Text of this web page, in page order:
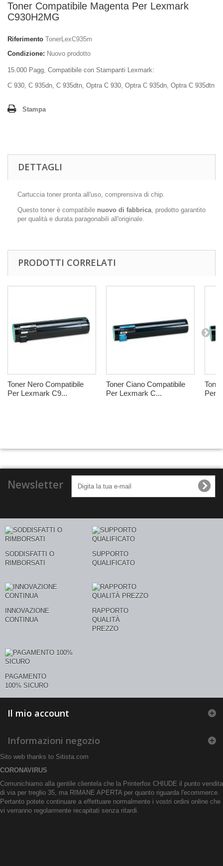
Toner Compatibile Magenta Per Lexmark
C930H2MG
Riferimento TonerLexC935m
Condizione: Nuovo prodotto
15.000 Pagg, Compatibile con Stampanti Lexmark:
C 930, C 935dn, C 935dtn, Optra C 930, Optra C 935dn, Optra C 935dtn
Stampa
DETTAGLI
Cartuccia toner pronta all'uso, comprensiva di chip.
Questo toner è compatibile nuovo di fabbrica, prodotto garantito
per qualità e durata paragonabili all'originale.
PRODOTTI CORRELATI
Toner Nero Compatibile
Per Lexmark C9...
Toner Ciano Compatibile
Per Lexmark C...
Per
Newsletter
SODDISFATTI O
RIMBORSATI
SUPPORTO
QUALIFICATO
INNOVAZIONE
CONTINUA
RAPPORTO
QUALITÀ
PREZZO
PAGAMENTO
100% SICURO
Il mio account
Informazioni negozio
Sito web thanks to Sitista.com
CORONAVIRUS
Comunichiamo alla gentile clientela che la Printerfox CHIUDE il punto vendita
di via per treglio 35, ma RIMANE APERTA per quanto riguarda l'ecommerce.
Pertanto potete continuare a effettuare normalmente i vostri ordini online che
vi verranno regolarmente recapitati senza ritardi.